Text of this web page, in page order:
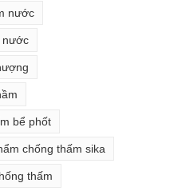
nước
nước
bể phốt
chống thấm sika
thấm